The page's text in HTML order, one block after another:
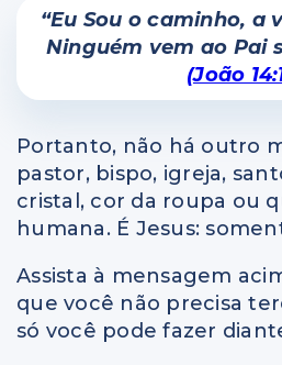
“Eu Sou o caminho, a
Ninguém vem ao Pai
(João
Portanto, não há outro
pastor, bispo, igreja,
cristal, cor da roupa ou
humana. É Jesus:
Assista à mensagem
que você não precisa
só você pode fazer